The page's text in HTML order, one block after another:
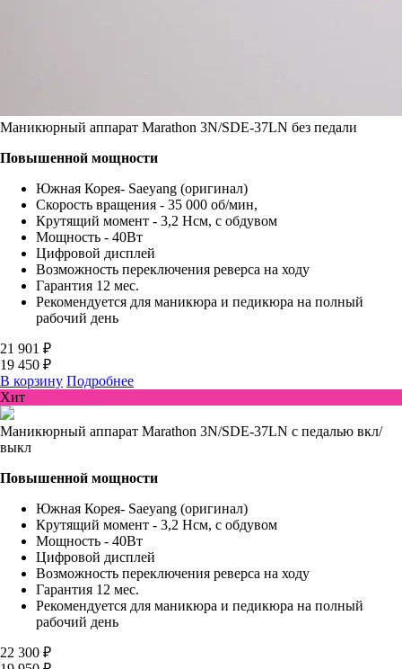
Маникюрный аппарат Marathon 3N/SDE-37LN без педали
Повышенной мощности
Южная Корея- Saeyang (оригинал)
Скорость вращения - 35 000 об/мин,
Крутящий момент - 3,2 Нсм, с обдувом
Мощность - 40Вт
Цифровой дисплей
Возможность переключения реверса на ходу
Гарантия 12 мес.
Рекомендуется для маникюра и педикюра на полный
рабочий день
21 901 ₽
19 450 ₽
В корзину Подробнее
Хит
Маникюрный аппарат Marathon 3N/SDE-37LN с педалью вкл/
выкл
Повышенной мощности
Южная Корея- Saeyang (оригинал)
Крутящий момент - 3,2 Нсм, с обдувом
Мощность - 40Вт
Цифровой дисплей
Возможность переключения реверса на ходу
Гарантия 12 мес.
Рекомендуется для маникюра и педикюра на полный
рабочий день
22 300 ₽